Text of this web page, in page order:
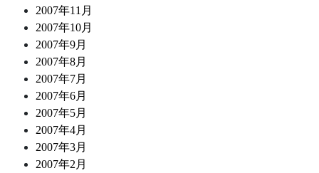
2007年11月
2007年10月
2007年9月
2007年8月
2007年7月
2007年6月
2007年5月
2007年4月
2007年3月
2007年2月